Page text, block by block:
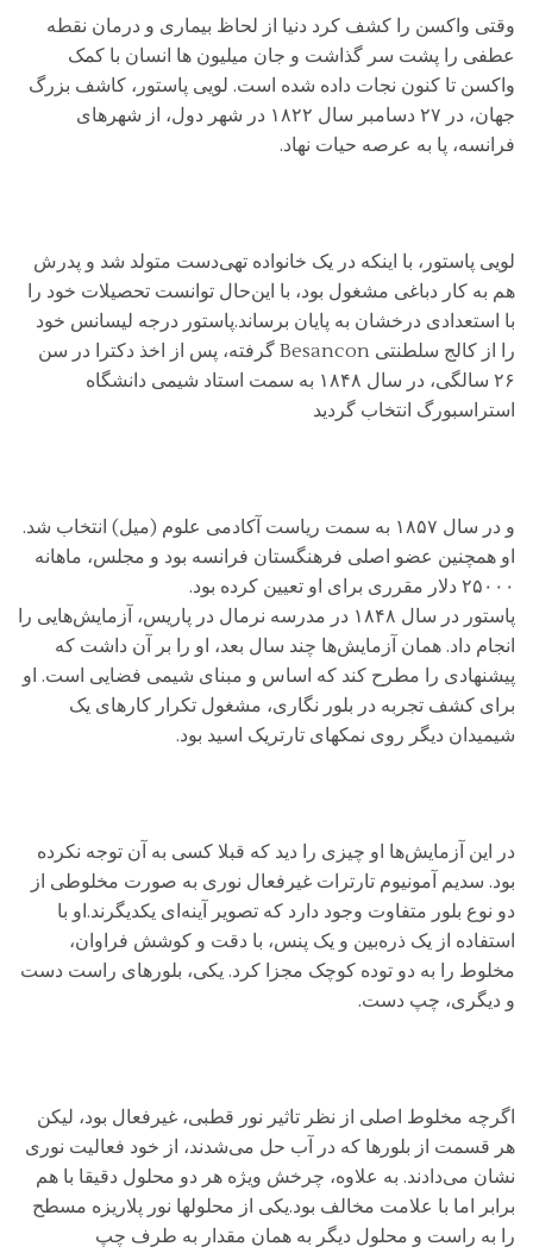
وقتی واکسن را کشف کرد دنیا از لحاظ بیماری و درمان نقطه
عطفی را پشت سر گذاشت و جان میلیون ها انسان با کمک
واکسن تا کنون نجات داده شده است. لویی پاستور، کاشف بزرگ
جهان، در ۲۷ دسامبر سال ۱۸۲۲ در شهر دول، از شهرهای
فرانسه، پا به عرصه حیات نهاد.
لویی پاستور، با اینکه در یک خانواده تهی‌دست متولد شد و پدرش
هم به کار دباغی مشغول بود، با این‌حال توانست تحصیلات خود را
با استعدادی درخشان به پایان برساند.پاستور درجه لیسانس خود
را از کالج سلطنتی Besancon گرفته، پس از اخذ دکترا در سن
۲۶ سالگی، در سال ۱۸۴۸ به سمت استاد شیمی دانشگاه
استراسبورگ انتخاب گردید
و در سال ۱۸۵۷ به سمت ریاست آکادمی علوم (میل) انتخاب شد.
او همچنین عضو اصلی فرهنگستان فرانسه بود و مجلس، ماهانه
۲۵۰۰۰ دلار مقرری برای او تعیین کرده بود.
پاستور در سال ۱۸۴۸ در مدرسه نرمال در پاریس، آزمایش‌هایی را
انجام داد. همان آزمایش‌ها چند سال بعد، او را بر آن داشت که
پیشنهادی را مطرح کند که اساس و مبنای شیمی فضایی است. او
برای کشف تجربه در بلور نگاری، مشغول تکرار کارهای یک
شیمیدان دیگر روی نمکهای تارتریک اسید بود.
در این آزمایش‌ها او چیزی را دید که قبلا کسی به آن توجه نکرده
بود. سدیم آمونیوم تارترات غیرفعال نوری به صورت مخلوطی از
دو نوع بلور متفاوت وجود دارد که تصویر آینه‌ای یکدیگرند.او با
استفاده از یک ذره‌بین و یک پنس، با دقت و کوشش فراوان،
مخلوط را به دو توده کوچک مجزا کرد. یکی، بلورهای راست دست
و دیگری، چپ دست.
اگرچه مخلوط اصلی از نظر تاثیر نور قطبی، غیرفعال بود، لیکن
هر قسمت از بلورها که در آب حل می‌شدند، از خود فعالیت نوری
نشان می‌دادند. به علاوه، چرخش ویژه هر دو محلول دقیقا با هم
برابر اما با علامت مخالف بود.یکی از محلولها نور پلاریزه مسطح
را به راست و محلول دیگر به همان مقدار به طرف چپ